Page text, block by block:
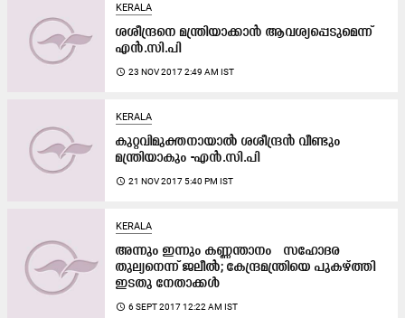
KERALA
ശശീന്ദ്രനെ മന്ത്രിയാക്കാൻ ആവശ്യപ്പെടുമെന്ന്
എൻ.സി.പി
access_time 23 NOV 2017 2:49 AM IST
KERALA
കുറ്റവിമുക്തനായാല്‍ ശശീന്ദ്രൻ വീണ്ടും
മന്ത്രിയാകും -എന്‍.സി.പി
access_time 21 NOV 2017 5:40 PM IST
KERALA
അന്നും ഇന്നും കണ്ണന്താനം സഹോദര
തുല്യനെന്ന് ജലീൽ; കേന്ദ്രമന്ത്രിയെ പുകഴ്ത്തി
ഇടതു നേതാക്കൾ
access_time 6 SEPT 2017 12:22 AM IST